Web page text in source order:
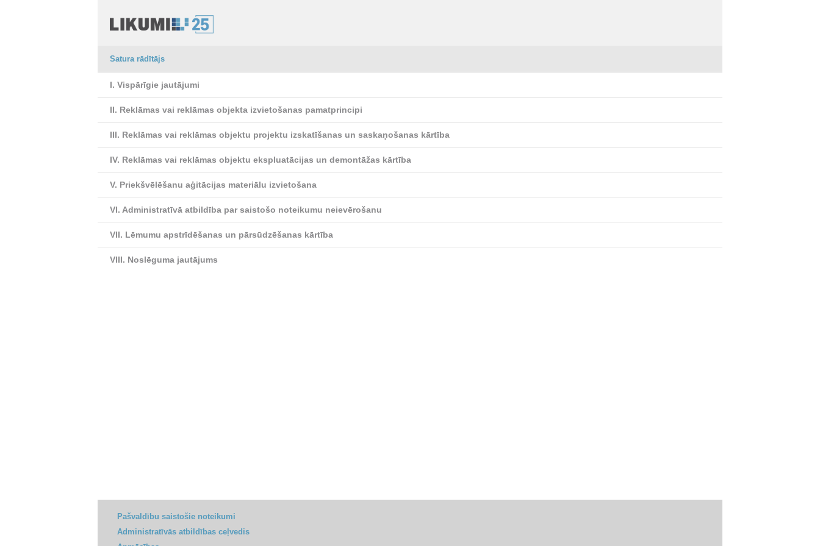
Satura rādītājs
I. Vispārīgie jautājumi
II. Reklāmas vai reklāmas objekta izvietošanas pamatprincipi
III. Reklāmas vai reklāmas objektu projektu izskatīšanas un saskaņošanas kārtība
IV. Reklāmas vai reklāmas objektu ekspluatācijas un demontāžas kārtība
V. Priekšvēlēšanu aģitācijas materiālu izvietošana
VI. Administratīvā atbildība par saistošo noteikumu neievērošanu
VII. Lēmumu apstrīdēšanas un pārsūdzēšanas kārtība
VIII. Noslēguma jautājums
Pašvaldību saistošie noteikumi
Administratīvās atbildības ceļvedis